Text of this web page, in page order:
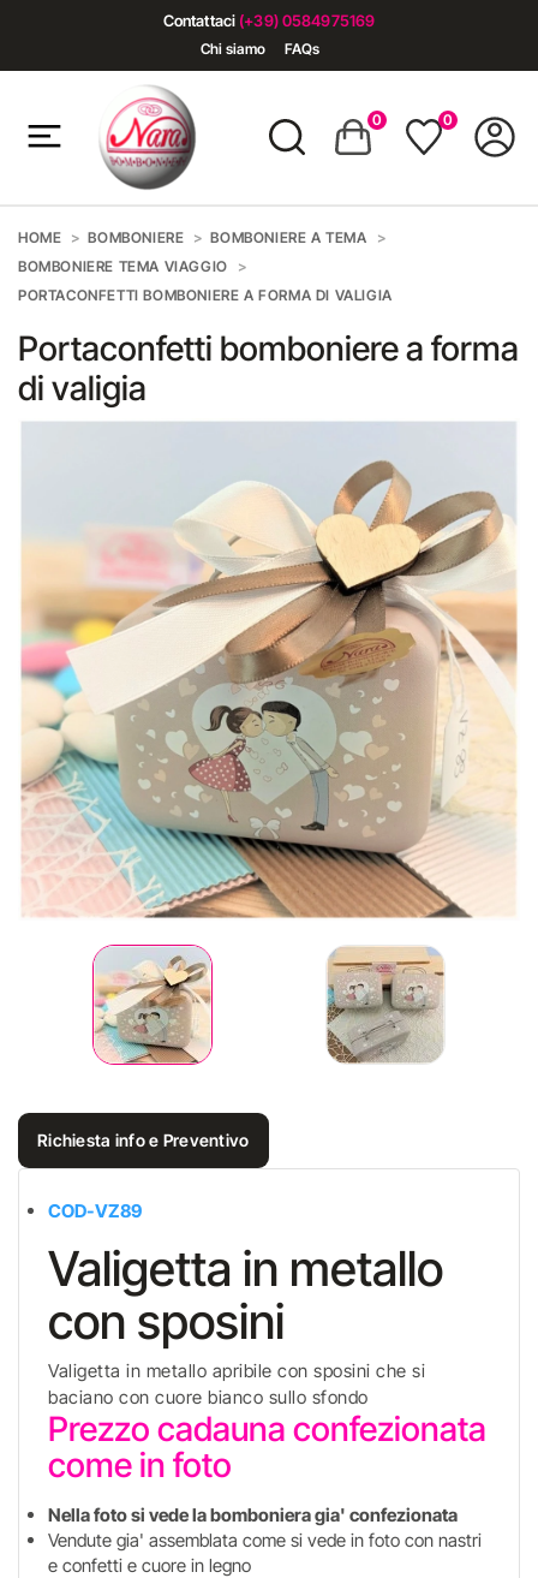
Contattaci (+39) 0584975169
Chi siamo FAQs
0 0
HOME BOMBONIERE
BOMBONIERE A TEMA
BOMBONIERE TEMA VIAGGIO
PORTACONFETTI BOMBONIERE A FORMA DI VALIGIA
Portaconfetti bomboniere a forma
di valigia
Richiesta info e Preventivo
COD-VZ89
Valigetta in metallo
con sposini
Valigetta in metallo apribile con sposini che si
baciano con cuore bianco sullo sfondo
Prezzo cadauna confezionata
come in foto
Nella foto si vede la bomboniera gia' confezionata
Vendute gia' assemblata come si vede in foto con nastri
e confetti e cuore in legno